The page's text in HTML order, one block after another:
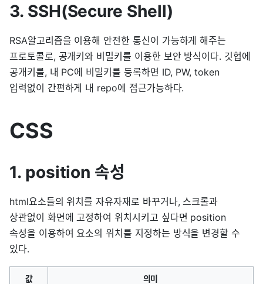
3. SSH(Secure Shell)
RSA알고리즘을 이용해 안전한 통신이 가능하게 해주는
프로토콜로, 공개키와 비밀키를 이용한 보안 방식이다. 깃헙에
공개키를, 내 PC에 비밀키를 등록하면 ID, PW, token
입력없이 간편하게 내 repo에 접근가능하다.
CSS
1. position 속성
html요소들의 위치를 자유자재로 바꾸거나, 스크롤과
상관없이 화면에 고정하여 위치시키고 싶다면 position
속성을 이용하여 요소의 위치를 지정하는 방식을 변경할 수
있다.
값 의미